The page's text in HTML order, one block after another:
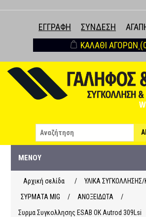
ΕΓΓΡΑΦΉ ΣΎΝΔΕΣΗ
ΚΑΛΆΘΙ ΑΓΟΡΏΝ
ΜΕΝΟΎ
Αρχική σελίδα / ΥΛΙΚΑ
ΣΥΡΜΑΤΑ ΜΙG
/ ΑΝΟΞΕΙΔΩΤΑ
/
Συρμα Συγκολλησης ESAB OK Autrod 309Lsi